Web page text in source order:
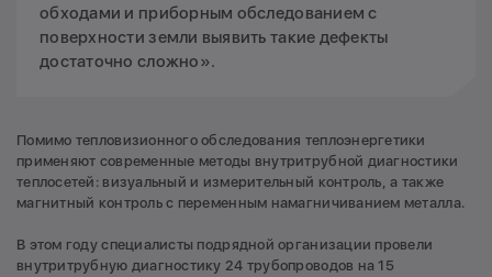
обходами и приборным обследованием с
поверхности земли выявить такие дефекты
достаточно сложно».
Помимо тепловизионного обследования теплоэнергетики
применяют современные методы внутритрубной диагностики
теплосетей: визуальный и измерительный контроль, а также
магнитный контроль с переменным намагничиванием металла.
В этом году специалисты подрядной организации провели
внутритрубную диагностику 24 трубопроводов на 15